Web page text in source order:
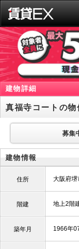
建物詳細
真福寺コートの
募集
建物情報
住所 大阪府堺
階建 地上2階
築年月 1966年